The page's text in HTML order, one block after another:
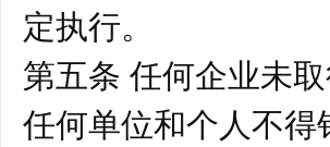
定执行。
第五条 任何企业未
任何单位和个人不